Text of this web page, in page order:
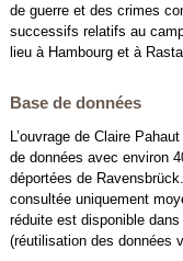
de guerre et des crimes
successifs relatifs au
lieu à Hambourg et à
Base de données
L’ouvrage de Claire
de données avec environ
déportées de
consultée uniquement
réduite est disponible
(réutilisation des données